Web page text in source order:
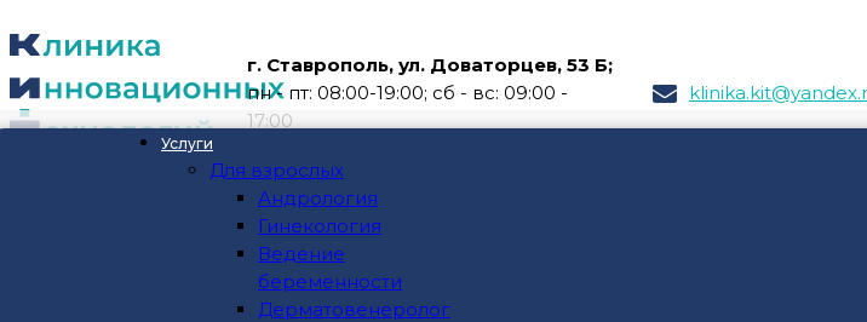
г. Ставрополь, ул. Доваторцев, 53 Б;
пн - пт: 08:00-19:00; сб - вс: 09:00 -
17:00
Услуги
Для взрослых
Андрология
Гинекология
Ведение
беременности
Дерматовенеролог
Персонал клиники
Бабаян Ирина Владимировна